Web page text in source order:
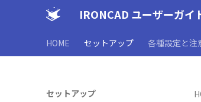
IRONCAD ユーザーガイ
HOME セットアップ 各種設定と注
セットアップ